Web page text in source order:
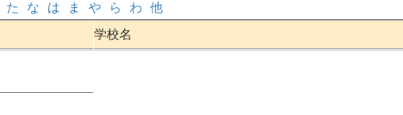
た な は ま や ら わ
他
学校名